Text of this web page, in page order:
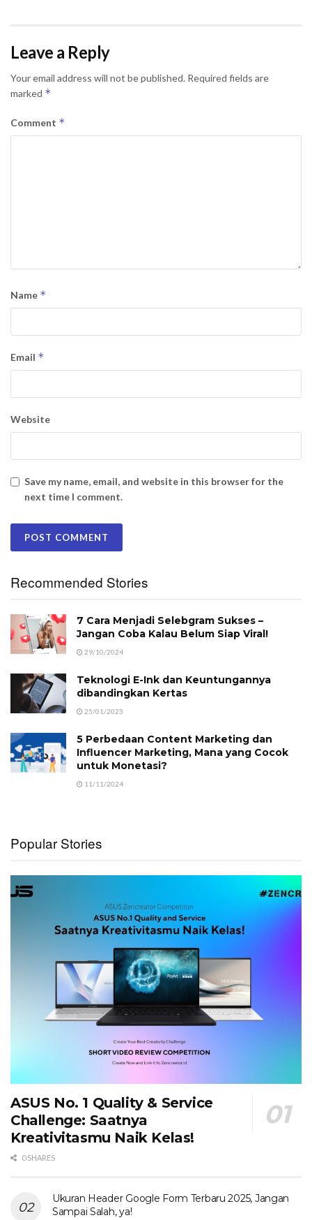
Leave a Reply
Your email address will not be published. Required fields are
marked *
Comment *
Name *
Email *
Website
Save my name, email, and website in this browser for the
next time I comment.
Recommended Stories
7 Cara Menjadi Selebgram Sukses –
Jangan Coba Kalau Belum Siap Viral!
29/10/2024
Teknologi E-Ink dan Keuntungannya
dibandingkan Kertas
25/01/2023
5 Perbedaan Content Marketing dan
Influencer Marketing, Mana yang Cocok
untuk Monetasi?
11/11/2024
Popular Stories
ASUS No. 1 Quality & Service
Challenge: Saatnya
Kreativitasmu Naik Kelas!
0 SHARES
Ukuran Header Google Form Terbaru 2025, Jangan
Sampai Salah, ya!